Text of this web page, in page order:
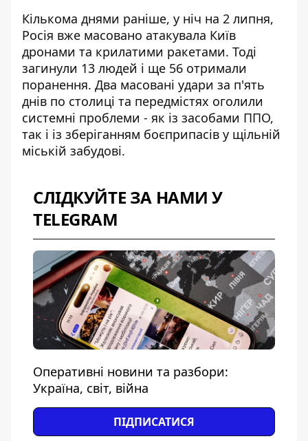
Кількома днями раніше, у ніч на 2 липня,
Росія вже масовано атакувала Київ
дронами та крилатими ракетами. Тоді
загинули 13 людей і ще 56 отримали
поранення. Два масовані удари за п'ять
днів по столиці та передмістях оголили
системні проблеми - як із засобами ППО,
так і із зберіганням боєприпасів у щільній
міській забудові.
СЛІДКУЙТЕ ЗА НАМИ У
TELEGRAM
Оперативні новини та разбори:
Україна, світ, війна
ПІДПИСАТИСЯ